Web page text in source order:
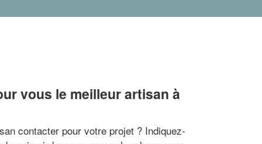
vous le meilleur artisan à
contacter pour votre projet ? Indiquez-